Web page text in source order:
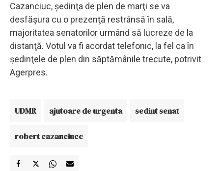
Cazanciuc, şedinţa de plen de marţi se va
desfăşura cu o prezenţă restrânsă în sală,
majoritatea senatorilor urmând să lucreze de la
distanţă. Votul va fi acordat telefonic, la fel ca în
şedinţele de plen din săptămânile trecute, potrivit
Agerpres.
UDMR ajutoare de urgenta sedint senat
robert cazanciucc